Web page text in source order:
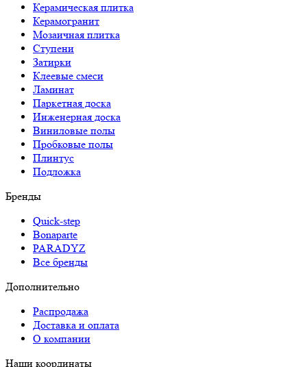
Керамическая плитка
Керамогранит
Мозаичная плитка
Ступени
Затирки
Клеевые смеси
Ламинат
Паркетная доска
Инженерная доска
Виниловые полы
Пробковые полы
Плинтус
Подложка
Бренды
Quick-step
Bonaparte
PARADYZ
Все бренды
Дополнительно
Распродажа
Доставка и оплата
О компании
Наши координаты